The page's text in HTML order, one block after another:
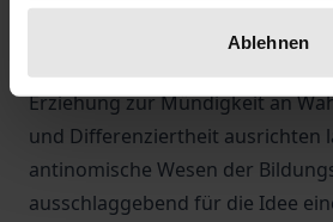
Ablehnen
worden ist: die zentrale Stellung
Erziehung zur Mündigkeit an
und Differenziertheit ausrichten
antinomische Wesen der
ausschlaggebend für die Idee